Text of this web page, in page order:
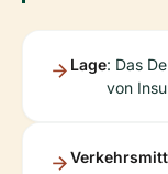
Lage: Das
von